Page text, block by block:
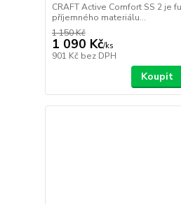
CRAFT Active Comfort SS 2 je
příjemného materiálu...
1 150 Kč
1 090 Kč/ks
901 Kč bez DPH
Koupit